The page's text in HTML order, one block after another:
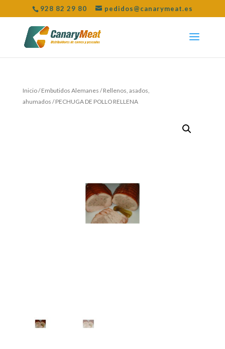
928 82 29 80 pedidos@canarymeat.es
Inicio/Embutidos Alemanes /Rellenos, asados,
ahumados / PECHUGA DE POLLO RELLENA